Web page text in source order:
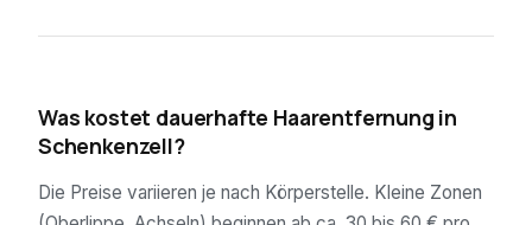
Was kostet dauerhafte Haarentfernung in
Schenkenzell?
Die Preise variieren je nach Körperstelle. Kleine Zonen